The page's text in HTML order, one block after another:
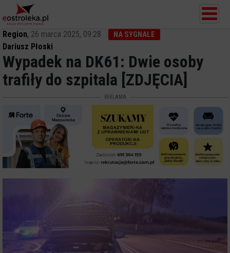
Region, 26 marca 2025, 09:28 NA SYGNALE
Dariusz Płoski
Wypadek na DK61: Dwie osoby
trafiły do szpitala [ZDJĘCIA]
REKLAMA